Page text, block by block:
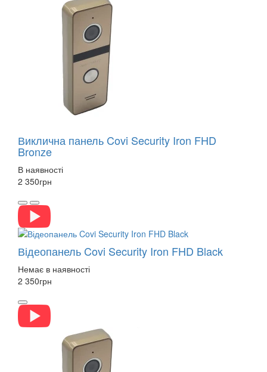
Виклична панель Covi Security Iron FHD
Bronze
В наявності
2 350грн
Відеопанель Covi Security Iron FHD Black
Немає в наявності
2 350грн